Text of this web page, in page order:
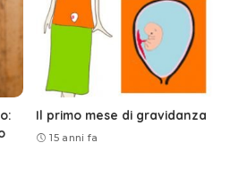
Il primo mese di gravidanza
15 anni fa